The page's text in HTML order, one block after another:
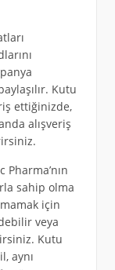
Kutu
ettiğinizde,
alışveriş
Pharma’nın
sahip olma
için
veya
Kutu
aynı